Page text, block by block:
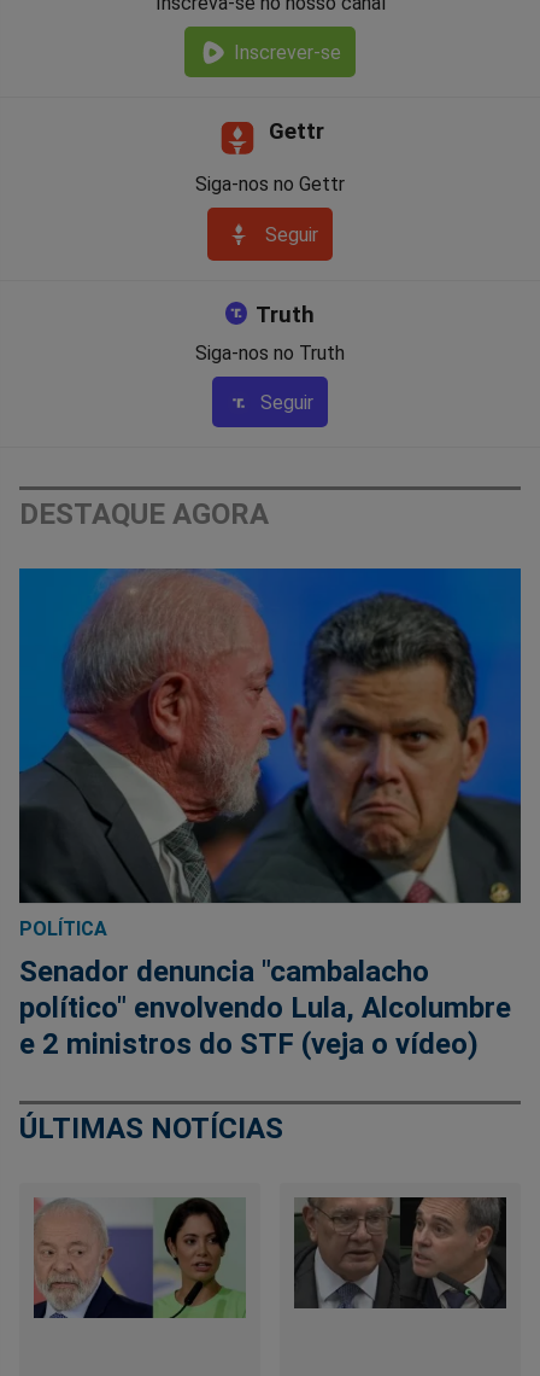
Inscrever-se
Gettr
Siga-nos no Gettr
Seguir
Truth
Siga-nos no Truth
Seguir
DESTAQUE AGORA
POLÍTICA
Senador denuncia "cambalacho
político" envolvendo Lula, Alcolumbre
e 2 ministros do STF (veja o vídeo)
ÚLTIMAS NOTÍCIAS